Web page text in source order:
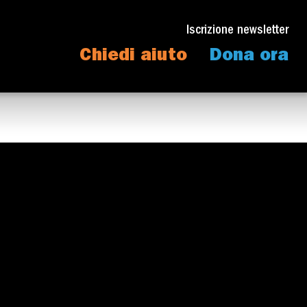
Iscrizione newsletter
Chiedi aiuto Dona ora